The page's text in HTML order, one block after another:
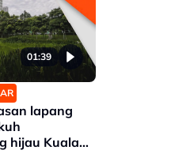
01:39
lapang
hijau Kuala